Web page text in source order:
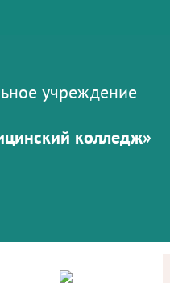
учреждение
колледж»